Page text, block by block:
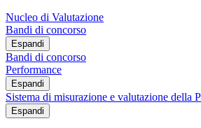
Nucleo di Valutazione
Bandi di concorso
Espandi
Bandi di concorso
Performance
Espandi
Sistema di misurazione e valutazione della
Espandi